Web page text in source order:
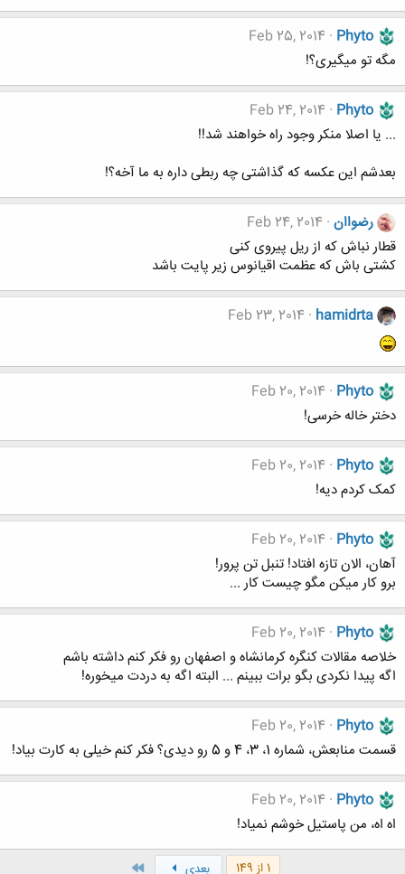
Phyto
Feb 25, 2014
مگه تو میگیری؟!
Phyto
Feb 24, 2014
... یا اصلا منکر وجود راه خواهند شد!!
بعدشم این عکسه که گذاشتی چه ربطی داره به ما آخه؟!
رضواان Feb 24, 2014
قطار نباش که از ریل پیروی کنی
کشتی باش که عظمت اقیانوس زیر پایت باشد
hamidrta
Feb 23, 2014
Phyto
Feb 20, 2014
دختر خاله خرسی!
Phyto
Feb 20, 2014
کمک کردم دیه!
Phyto
Feb 20, 2014
آهان، الان تازه افتاد! تنبل تن پرور!
برو کار میکن مگو چیست کار ...
Phyto
Feb 20, 2014
خلاصه مقالات کنگره کرمانشاه و اصفهان رو فکر کنم داشته باشم
اگه پیدا نکردی بگو برات ببینم ... البته اگه به دردت میخوره!
Phyto
Feb 20, 2014
قسمت منابعش، شماره 1، 3، 4 و 5 رو دیدی؟ فکر کنم خیلی به کارت بیاد!
Phyto
Feb 20, 2014
اه اه، من پاستیل خوشم نمیاد!
1 از 149 بعدی